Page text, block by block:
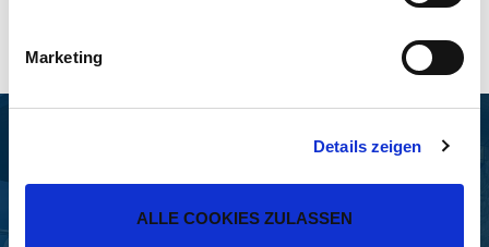
Marketing
Details zeigen
ALLE COOKIES ZULASSEN